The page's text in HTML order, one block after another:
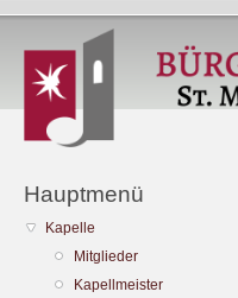
Hauptmenü
Kapelle
Mitglieder
Kapellmeister